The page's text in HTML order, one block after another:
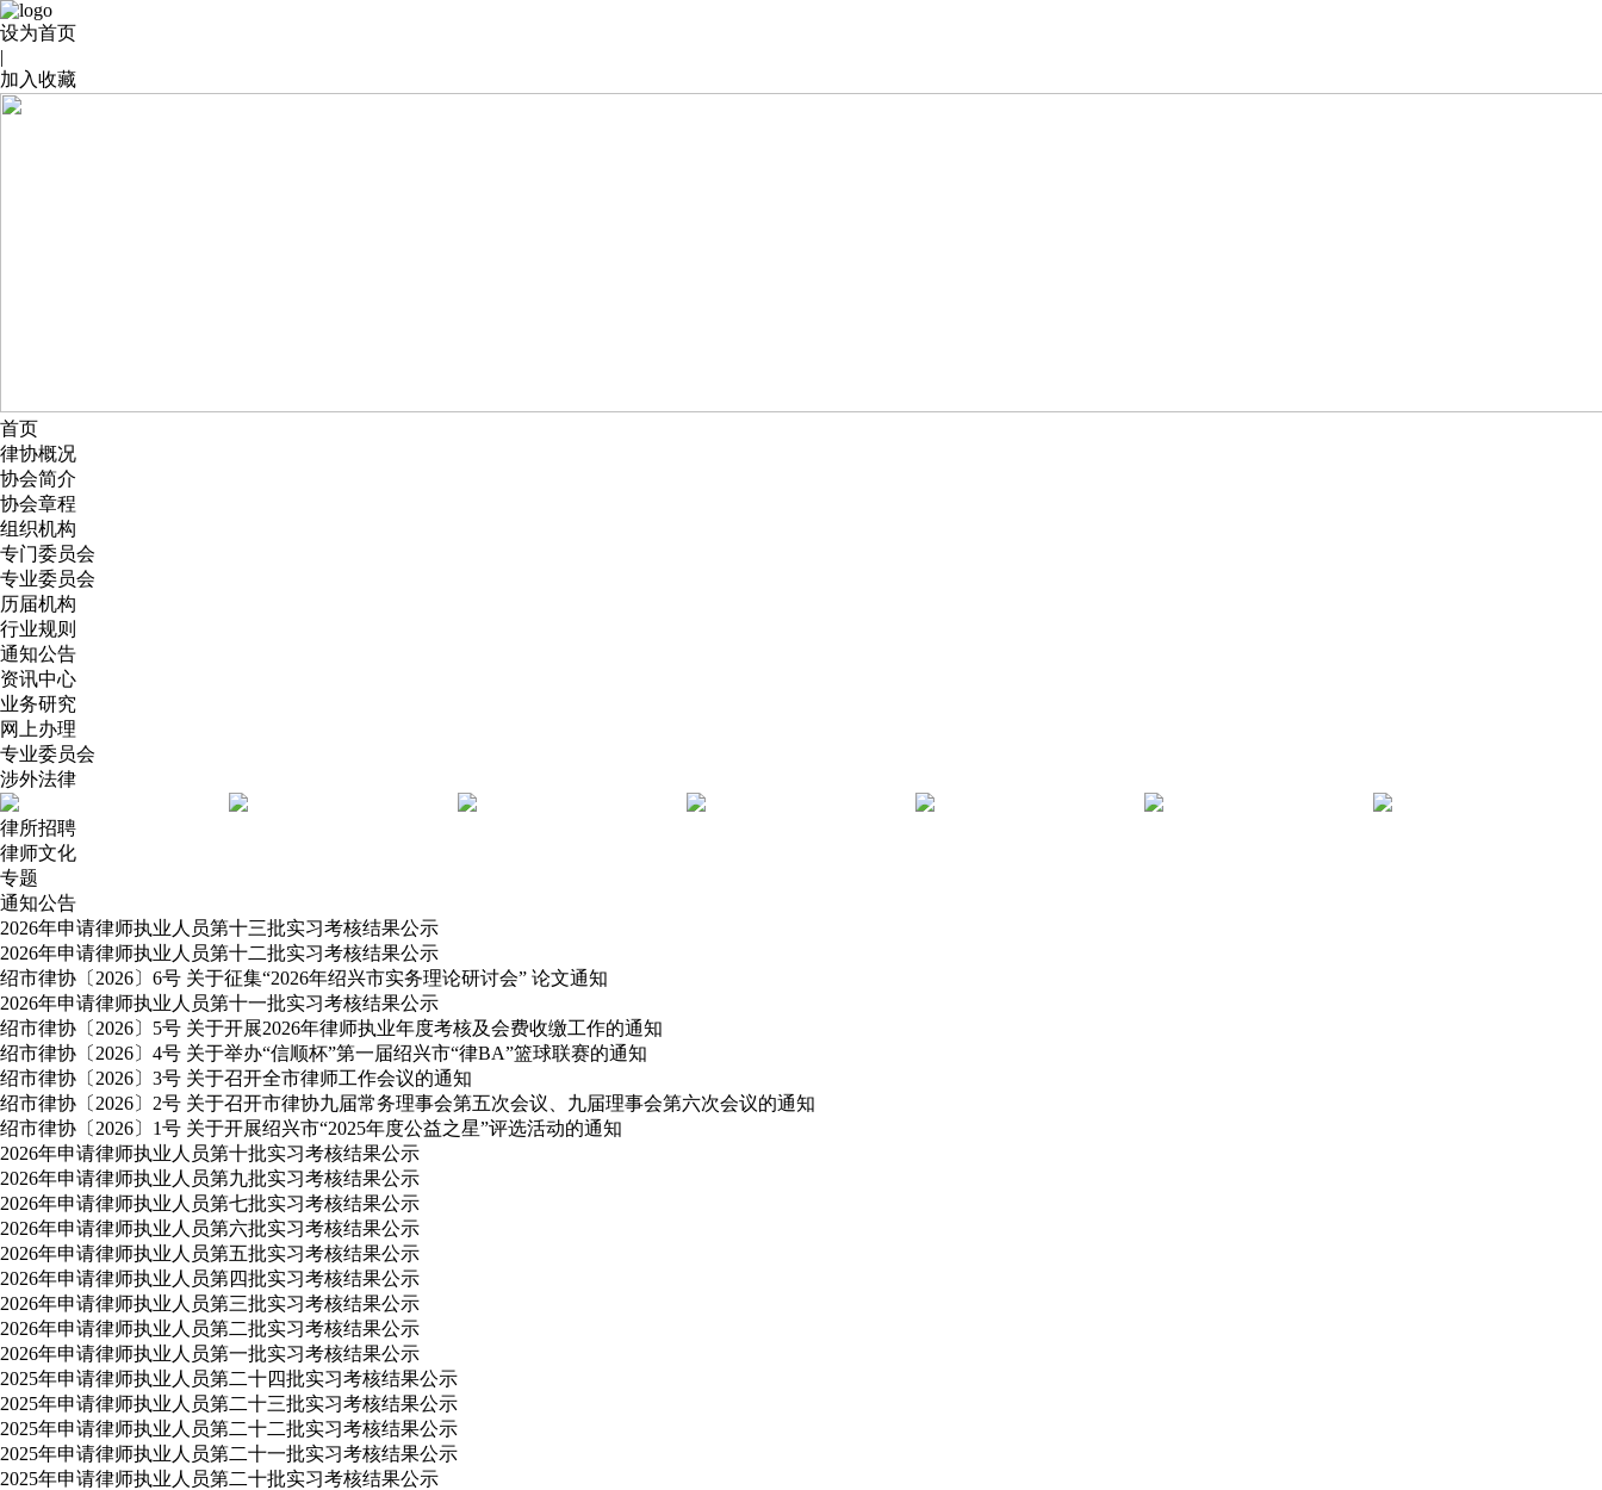
设为首页
|
加入收藏
首页
律协概况
协会简介
协会章程
组织机构
专门委员会
专业委员会
历届机构
行业规则
通知公告
资讯中心
业务研究
网上办理
专业委员会
涉外法律
律所招聘
律师文化
专题
通知公告
2026年申请律师执业人员第十三批实习考核结果公示
2026年申请律师执业人员第十二批实习考核结果公示
绍市律协〔2026〕6号 关于征集“2026年绍兴市实务理论研讨会” 论文通知
2026年申请律师执业人员第十一批实习考核结果公示
绍市律协〔2026〕5号 关于开展2026年律师执业年度考核及会费收缴工作的通知
绍市律协〔2026〕4号 关于举办“信顺杯”第一届绍兴市“律BA”篮球联赛的通知
绍市律协〔2026〕3号 关于召开全市律师工作会议的通知
绍市律协〔2026〕2号 关于召开市律协九届常务理事会第五次会议、九届理事会第六次会议的通知
绍市律协〔2026〕1号 关于开展绍兴市“2025年度公益之星”评选活动的通知
2026年申请律师执业人员第十批实习考核结果公示
2026年申请律师执业人员第九批实习考核结果公示
2026年申请律师执业人员第七批实习考核结果公示
2026年申请律师执业人员第六批实习考核结果公示
2026年申请律师执业人员第五批实习考核结果公示
2026年申请律师执业人员第四批实习考核结果公示
2026年申请律师执业人员第三批实习考核结果公示
2026年申请律师执业人员第二批实习考核结果公示
2026年申请律师执业人员第一批实习考核结果公示
2025年申请律师执业人员第二十四批实习考核结果公示
2025年申请律师执业人员第二十三批实习考核结果公示
2025年申请律师执业人员第二十二批实习考核结果公示
2025年申请律师执业人员第二十一批实习考核结果公示
2025年申请律师执业人员第二十批实习考核结果公示